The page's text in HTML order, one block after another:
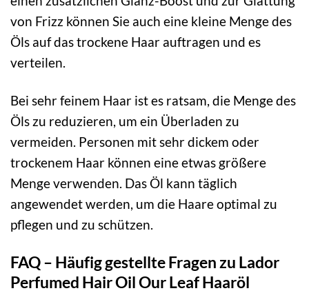
von Frizz können Sie auch eine kleine Menge des
Öls auf das trockene Haar auftragen und es
verteilen.
Bei sehr feinem Haar ist es ratsam, die Menge des
Öls zu reduzieren, um ein Überladen zu
vermeiden. Personen mit sehr dickem oder
trockenem Haar können eine etwas größere
Menge verwenden. Das Öl kann täglich
angewendet werden, um die Haare optimal zu
pflegen und zu schützen.
FAQ – Häufig gestellte Fragen zu Lador
Perfumed Hair Oil Our Leaf Haaröl